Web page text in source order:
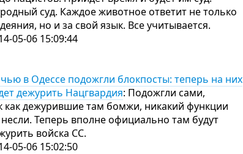
суд. Каждое животное ответит не только
но и за свой язык. Все учитывается.
05-06 15:09:44
в Одессе подожгли блокпосты: теперь на них
дежурить Нацгвардия: Подожгли сами,
как дежурившие там бомжи, никакий функции
Теперь вполне официально там будут
войска СС.
05-06 15:02:50